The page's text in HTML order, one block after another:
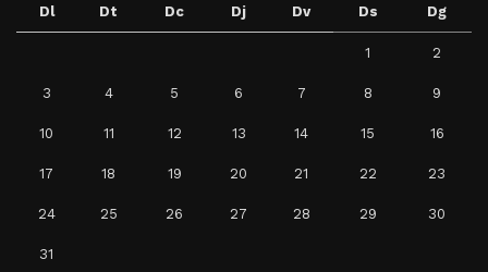
Dl Dt Dc Dj Dv Ds Dg
1 2
3 4 5 6 7 8 9
10 11 12 13 14 15 16
17 18 19 20 21 22 23
24 25 26 27 28 29 30
31